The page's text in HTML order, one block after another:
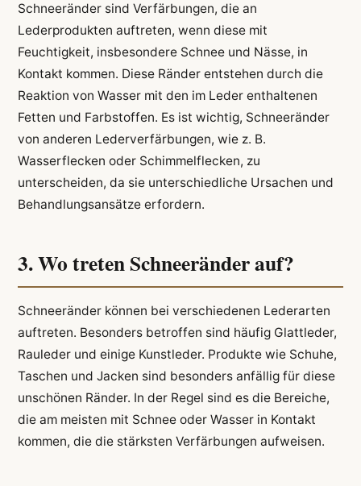
Schneeränder sind Verfärbungen, die an
Lederprodukten auftreten, wenn diese mit
Feuchtigkeit, insbesondere Schnee und Nässe, in
Kontakt kommen. Diese Ränder entstehen durch die
Reaktion von Wasser mit den im Leder enthaltenen
Fetten und Farbstoffen. Es ist wichtig, Schneeränder
von anderen Lederverfärbungen, wie z. B.
Wasserflecken oder Schimmelflecken, zu
unterscheiden, da sie unterschiedliche Ursachen und
Behandlungsansätze erfordern.
3. Wo treten Schneeränder auf?
Schneeränder können bei verschiedenen Lederarten
auftreten. Besonders betroffen sind häufig Glattleder,
Rauleder und einige Kunstleder. Produkte wie Schuhe,
Taschen und Jacken sind besonders anfällig für diese
unschönen Ränder. In der Regel sind es die Bereiche,
die am meisten mit Schnee oder Wasser in Kontakt
kommen, die die stärksten Verfärbungen aufweisen.